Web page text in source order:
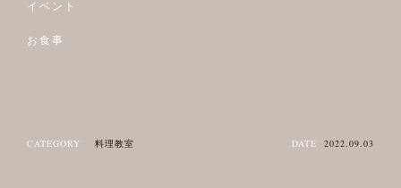
イベント
お食事
CATEGORY 料理教室 DATE 2022.09.03